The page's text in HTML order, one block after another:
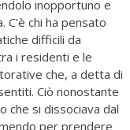
inopportuno e
chi ha pensato
difficili da
i residenti e le
che, a detta di
Ciò nonostante
che si dissociava dal
per prendere